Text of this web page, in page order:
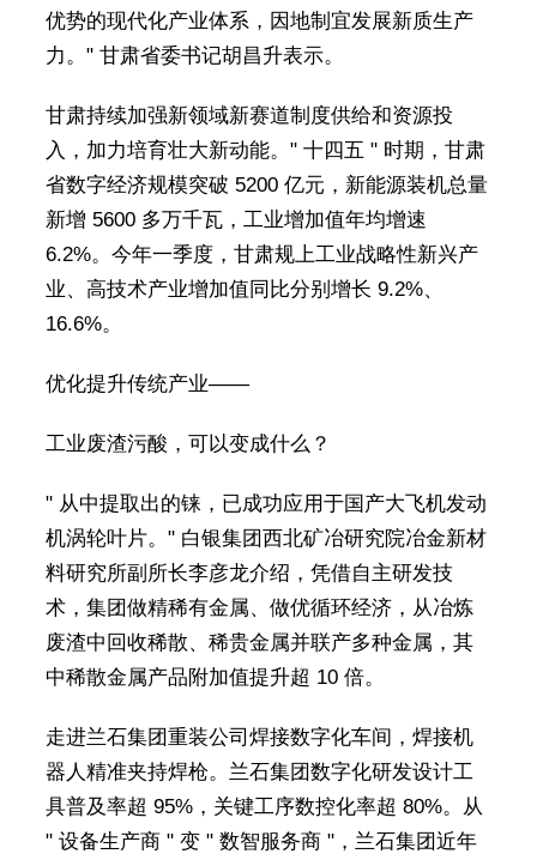
优势的现代化产业体系，因地制宜发展新质生产
力。" 甘肃省委书记胡昌升表示。
甘肃持续加强新领域新赛道制度供给和资源投
入，加力培育壮大新动能。" 十四五 " 时期，甘肃
省数字经济规模突破 5200 亿元，新能源装机总量
新增 5600 多万千瓦，工业增加值年均增速
6.2%。今年一季度，甘肃规上工业战略性新兴产
业、高技术产业增加值同比分别增长 9.2%、
16.6%。
优化提升传统产业——
工业废渣污酸，可以变成什么？
" 从中提取出的铼，已成功应用于国产大飞机发动
机涡轮叶片。" 白银集团西北矿冶研究院冶金新材
料研究所副所长李彦龙介绍，凭借自主研发技
术，集团做精稀有金属、做优循环经济，从冶炼
废渣中回收稀散、稀贵金属并联产多种金属，其
中稀散金属产品附加值提升超 10 倍。
走进兰石集团重装公司焊接数字化车间，焊接机
器人精准夹持焊枪。兰石集团数字化研发设计工
具普及率超 95%，关键工序数控化率超 80%。从
" 设备生产商 " 变 " 数智服务商 "，兰石集团近年